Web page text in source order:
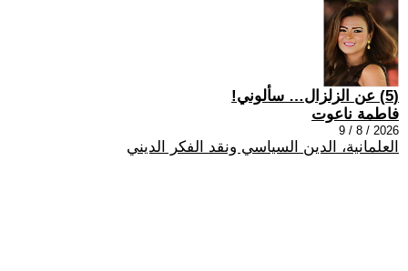
(5) عن الزلزال… سألوني!
فاطمة ناعوت
2026 / 8 / 9
العلمانية، الدين السياسي ونقد الفكر الديني